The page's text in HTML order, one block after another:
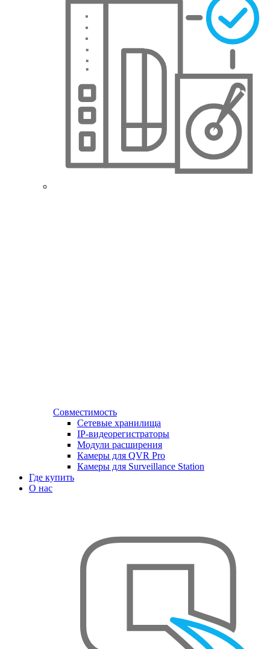
Совместимость
Сетевые хранилища
IP-видеорегистраторы
Модули расширения
Камеры для QVR Pro
Камеры для Surveillance Station
Где купить
О нас